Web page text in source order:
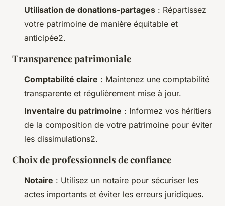
Utilisation de donations-partages : Répartissez
votre patrimoine de manière équitable et
anticipée2.
Transparence patrimoniale
Comptabilité claire : Maintenez une comptabilité
transparente et régulièrement mise à jour.
Inventaire du patrimoine : Informez vos héritiers
de la composition de votre patrimoine pour éviter
les dissimulations2.
Choix de professionnels de confiance
Notaire : Utilisez un notaire pour sécuriser les
actes importants et éviter les erreurs juridiques.